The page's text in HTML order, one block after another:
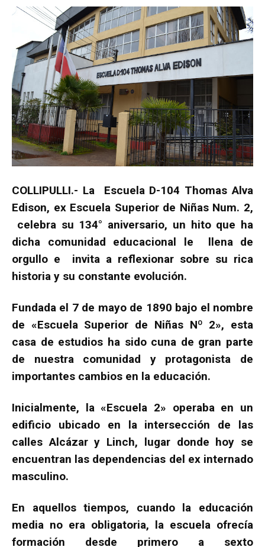
COLLIPULLI.- La Escuela D-104 Thomas Alva
Edison, ex Escuela Superior de Niñas Num. 2,
celebra su 134° aniversario, un hito que ha
dicha comunidad educacional le llena de
orgullo e invita a reflexionar sobre su rica
historia y su constante evolución.
Fundada el 7 de mayo de 1890 bajo el nombre
de «Escuela Superior de Niñas Nº 2», esta
casa de estudios ha sido cuna de gran parte
de nuestra comunidad y protagonista de
importantes cambios en la educación.
Inicialmente, la «Escuela 2» operaba en un
edificio ubicado en la intersección de las
calles Alcázar y Linch, lugar donde hoy se
encuentran las dependencias del ex internado
masculino.
En aquellos tiempos, cuando la educación
media no era obligatoria, la escuela ofrecía
formación desde primero a sexto